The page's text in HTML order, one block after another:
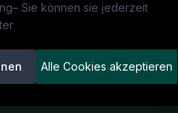
– Sie können sie jederzeit
Alle Cookies akzeptieren
Kandidaten finden